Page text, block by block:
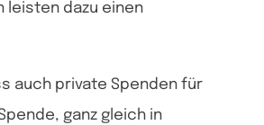
leisten dazu einen
auch private Spenden für
ganz gleich in